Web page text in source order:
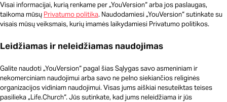
Visai informacijai, kurią renkame per „YouVersion“ arba jos paslaugas,
taikoma mūsų Privatumo politika. Naudodamiesi „YouVersion“ sutinkate su
visais mūsų veiksmais, kurių imamės laikydamiesi Privatumo politikos.
Leidžiamas ir neleidžiamas naudojimas
Galite naudoti „YouVersion“ pagal šias Sąlygas savo asmeniniam ir
nekomerciniam naudojimui arba savo ne pelno siekiančios religinės
organizacijos vidiniam naudojimui. Visas jums aiškiai nesuteiktas teises
pasilieka „Life.Church“. Jūs sutinkate, kad jums neleidžiama ir jūs